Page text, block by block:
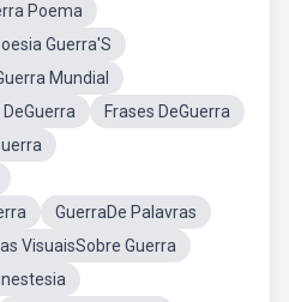
Poema
Guerra'S
Mundial
DeGuerra
Frases DeGuerra
GuerraDe Palavras
VisuaisSobre Guerra